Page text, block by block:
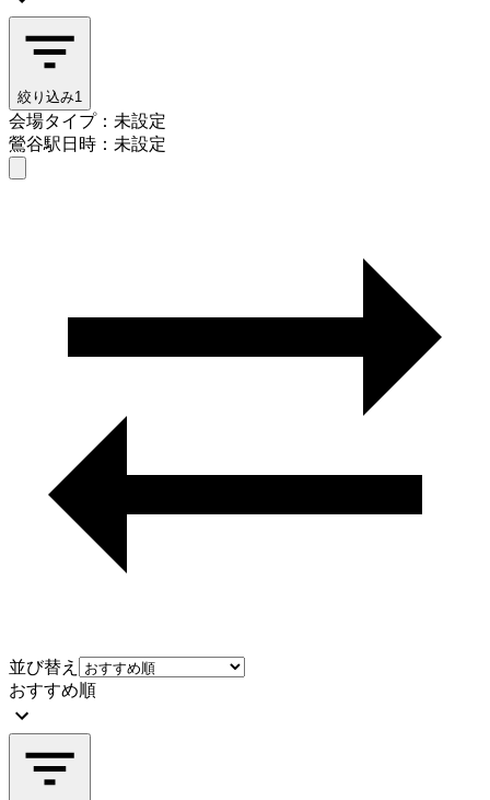
絞り込み1
会場タイプ：未設定
鶯谷駅日時：未設定
並び替え
おすすめ順